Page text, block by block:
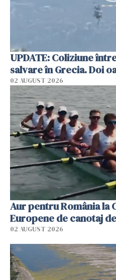
UPDATE: Coliziune
salvare în Grecia. Doi
02 AUGUST 2026
Aur pentru România la
Europene de canotaj
02 AUGUST 2026